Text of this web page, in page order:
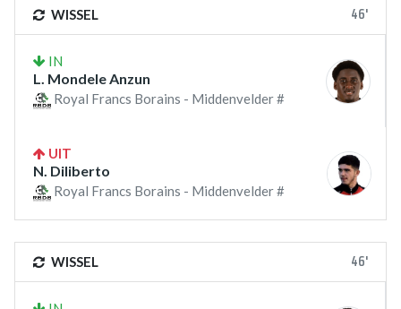
WISSEL 46'
IN
L. Mondele Anzun
Royal Francs Borains - Middenvelder #
UIT
N. Diliberto
Royal Francs Borains - Middenvelder #
WISSEL 46'